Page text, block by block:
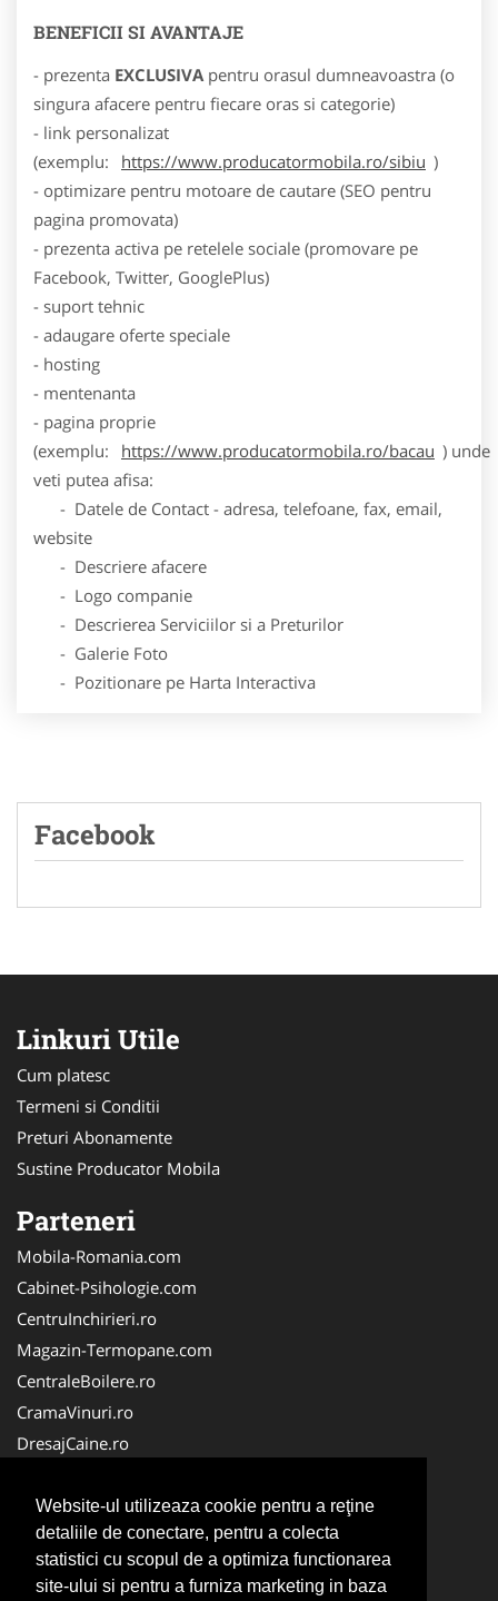
Website-ul utilizeaza cookie pentru a reţine
detaliile de conectare, pentru a colecta
statistici cu scopul de a optimiza functionarea
site-ului si pentru a furniza marketing in baza
BENEFICII SI AVANTAJE
- prezenta EXCLUSIVA pentru orasul dumneavoastra (o
singura afacere pentru fiecare oras si categorie)
- link personalizat
(exemplu:
https://www.producatormobila.ro/sibiu )
- optimizare pentru motoare de cautare (SEO pentru
pagina promovata)
- prezenta activa pe retelele sociale (promovare pe
Facebook, Twitter, GooglePlus)
- suport tehnic
- adaugare oferte speciale
- hosting
- mentenanta
- pagina proprie
(exemplu:
https://www.producatormobila.ro/bacau ) unde
veti putea afisa:
- Datele de Contact - adresa, telefoane, fax, email,
website
- Descriere afacere
- Logo companie
- Descrierea Serviciilor si a Preturilor
- Galerie Foto
- Pozitionare pe Harta Interactiva
Facebook
Linkuri Utile
Cum platesc
Termeni si Conditii
Preturi Abonamente
Sustine Producator Mobila
Parteneri
Mobila-Romania.com
Cabinet-Psihologie.com
CentruInchirieri.ro
Magazin-Termopane.com
CentraleBoilere.ro
CramaVinuri.ro
DresajCaine.ro
Alpinist-Utilitar.com
Birouri-Cadastru.ro
FirmaTractariAuto.ro